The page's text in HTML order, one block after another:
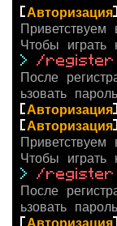
[Авторизация]
Чтобы
> /register
После
ьзовать
[Авторизация]
[Авторизация]
Чтобы
> /register
После
ьзовать
[Авторизация]